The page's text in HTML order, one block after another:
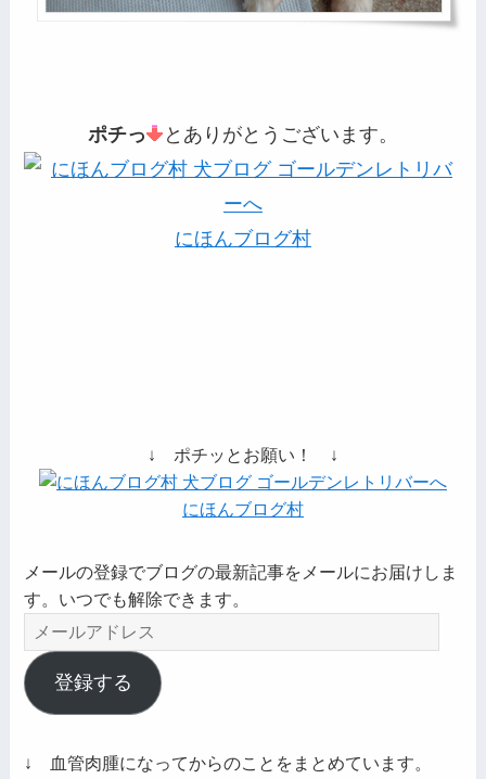
ポチっ とありがとうございます。
にほんブログ村
↓ ポチッとお願い！ ↓
にほんブログ村
メールの登録でブログの最新記事をメールにお届けしま
す。いつでも解除できます。
ー
ル
ア
レ
登録する
↓ 血管肉腫になってからのことをまとめています。